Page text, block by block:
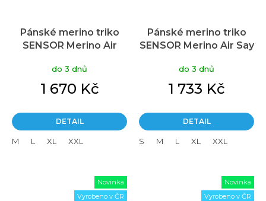
Pánské merino triko
SENSOR Merino Air
do 3 dnů
1 670 Kč
DETAIL
M L XL XXL
Pánské merino triko
SENSOR Merino Air Say
do 3 dnů
1 733 Kč
DETAIL
S M L XL XXL
Novinka
Vyrobeno v ČR
Novinka
Vyrobeno v ČR